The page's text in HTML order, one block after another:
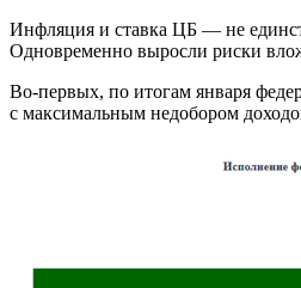
Инфляция и ставка ЦБ — не
Одновременно выросли риски
Во-первых, по итогам января
с максимальным недобором